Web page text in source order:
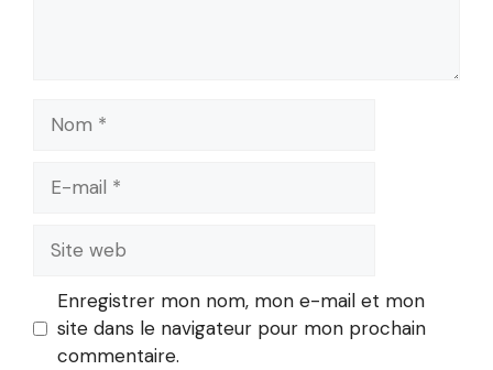
mail
Site
web
Enregistrer mon nom, mon e-mail et mon
site dans le navigateur pour mon prochain
commentaire.